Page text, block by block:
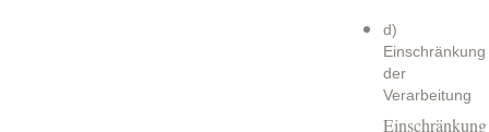
d)
Einschränkung
der
Verarbeitung
Einschränkung